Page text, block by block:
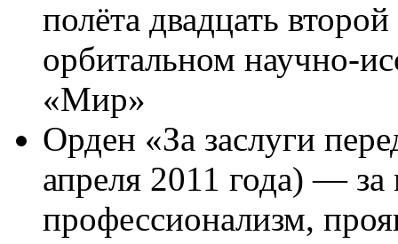
полёта двадцать
орбитальном научно-
«Мир»
Орден «За заслуги
апреля 2011 года) —
профессионализм,